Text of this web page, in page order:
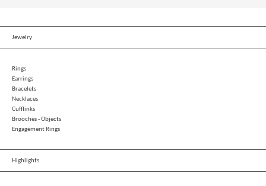
Jewelry
Rings
Earrings
Bracelets
Necklaces
Cufflinks
Brooches - Objects
Engagement Rings
Highlights